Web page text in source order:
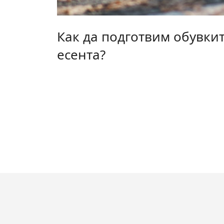
Как да подготвим
есента?